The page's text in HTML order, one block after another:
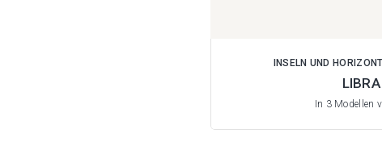
INSELN UND
In 3 Modellen